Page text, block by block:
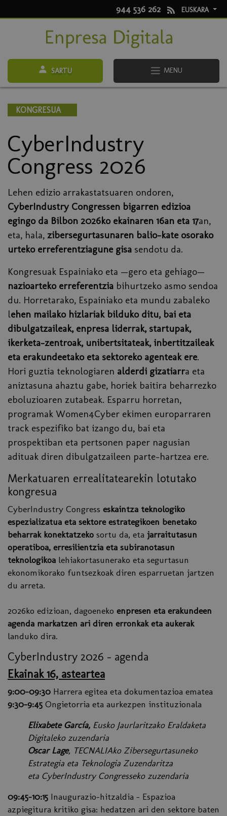
944 536 262 EUSKARA
SARTU MENU
KONGRESUA
CyberIndustry
Congress 2026
Lehen edizio arrakastatsuaren ondoren,
CyberIndustry Congressen bigarren edizioa
egingo da Bilbon 2026ko ekainaren 16an eta 17an,
eta, hala, zibersegurtasunaren balio-kate osorako
urteko erreferentziagune gisa sendotu da.
Kongresuak Espainiako eta —gero eta gehiago—
nazioarteko erreferentzia bihurtzeko asmo sendoa
du. Horretarako, Espainiako eta mundu zabaleko
lehen mailako hizlariak bilduko ditu, bai eta
dibulgatzaileak, enpresa liderrak, startupak,
ikerketa-zentroak, unibertsitateak, inbertitzaileak
eta erakundeetako eta sektoreko agenteak ere.
Hori guztia teknologiaren alderdi gizatiarra eta
aniztasuna ahaztu gabe, horiek baitira beharrezko
eboluzioaren zutabeak. Esparru horretan,
programak Women4Cyber ekimen europarraren
track espezifiko bat izango du, bai eta
prospektiban eta pertsonen paper nagusian
adituak diren dibulgatzaileen parte-hartzea ere.
Merkatuaren errealitatearekin lotutako
kongresua
CyberIndustry Congress eskaintza teknologiko
espezializatua eta sektore estrategikoen benetako
beharrak konektatzeko sortu da, eta jarraitutasun
operatiboa, erresilientzia eta subiranotasun
teknologikoa lehiakortasunerako eta segurtasun
ekonomikorako funtsezkoak diren esparruetan jartzen
du arreta.
2026ko edizioan, dagoeneko enpresen eta erakundeen
agenda markatzen ari diren erronkak eta aukerak
landuko dira.
CyberIndustry 2026 - agenda
Ekainak 16, asteartea
9:00-09:30 Harrera egitea eta dokumentazioa ematea
9:30-9:45 Ongietorria eta aurkezpen instituzionala
Elixabete García, Eusko Jaurlaritzako Eraldaketa
Digitaleko zuzendaria
Oscar Lage, TECNALIAko Zibersegurtasuneko
Estrategia eta Teknologia Zuzendaritza
eta CyberIndustry Congresseko zuzendaria
09:45-10:15 Inaugurazio-hitzaldia - Espazioa
azpiegitura kritiko gisa: hedatzen ari den sektore baten